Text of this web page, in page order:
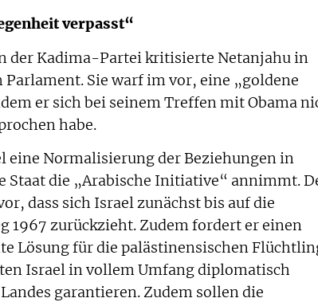
verpasst“
der Kadima-Partei kritisierte Netanjahu in
Sie warf im vor, eine „goldene
er sich bei seinem Treffen mit Obama
habe.
eine Normalisierung der Beziehungen in
Staat die „Arabische Initiative“ annimmt.
dass sich Israel zunächst bis auf die
1967 zurückzieht. Zudem fordert er einen
Lösung für die palästinensischen
Israel in vollem Umfang diplomatisch
garantieren. Zudem sollen die